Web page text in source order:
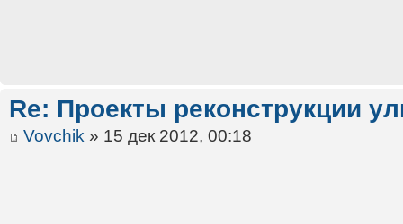
Re: Проекты реконструкции
Vovchik » 15 дек 2012, 00:18